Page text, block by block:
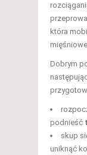
która
Dobrym
podnieść
skup
uniknąć